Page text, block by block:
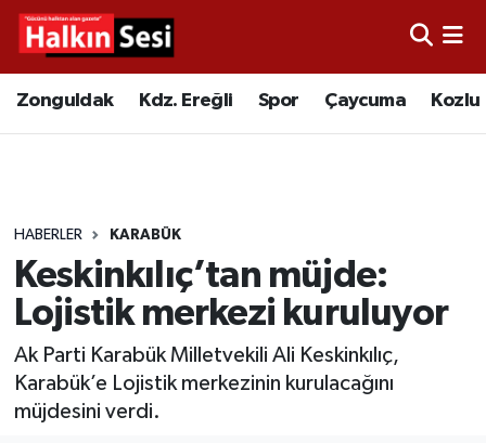
Zonguldak Kdz. Ereğli Spor Çaycuma Kozlu
HABERLER KARABÜK
Keskinkılıç’tan müjde:
Lojistik merkezi kuruluyor
Ak Parti Karabük Milletvekili Ali Keskinkılıç,
Karabük’e Lojistik merkezinin kurulacağını
müjdesini verdi.
Video
Çaycuma
Alaplı
Asayiş
Bartın
Merkez Hava Durumu
Tüm Manşetler
Son Dakika Haberleri
Haber Arşivi